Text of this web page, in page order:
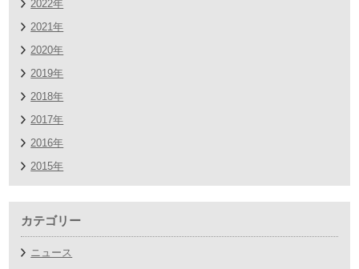
2022年
2021年
2020年
2019年
2018年
2017年
2016年
2015年
カテゴリー
ニュース